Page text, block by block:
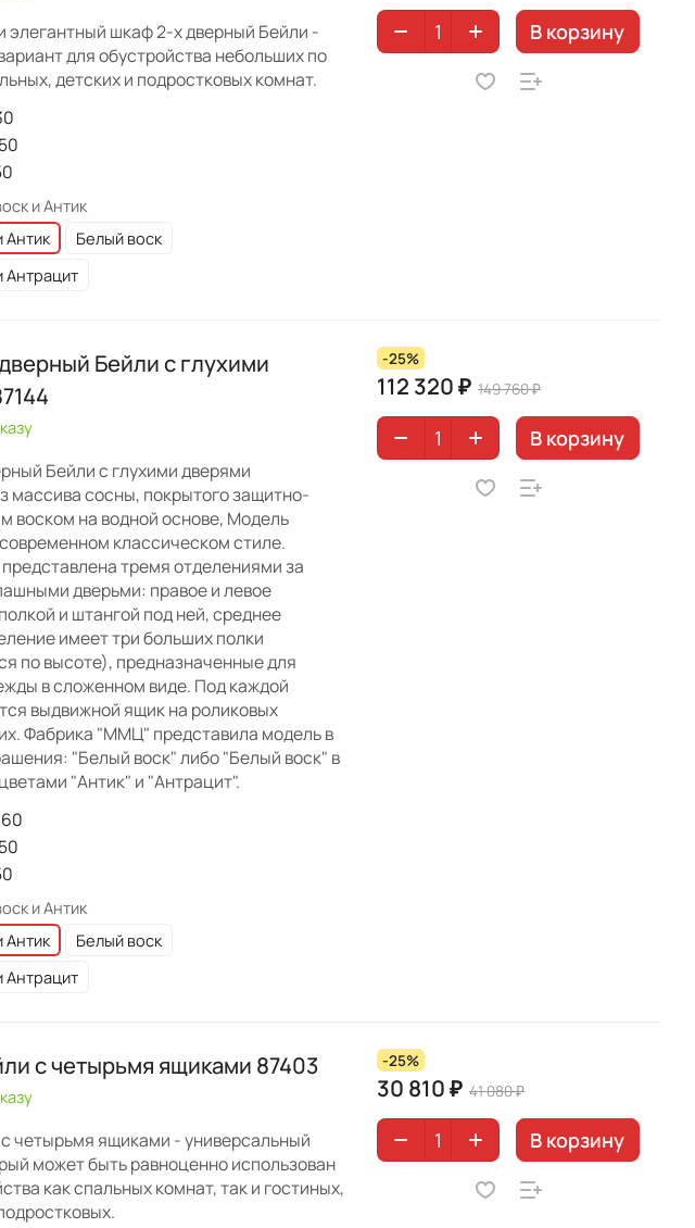
элегантный шкаф 2-х дверный Бейли -
для обустройства небольших по
детских и подростковых комнат.
и Антик
Антик
Белый воск
Антрацит
В корзину
Бейли с глухими
Бейли с глухими дверями
массива сосны, покрытого защитно-
воском на водной основе, Модель
классическом стиле.
тремя отделениями за
дверьми: правое и левое
и штангой под ней, среднее
имеет три больших полки
по высоте), предназначенные для
в сложенном виде. Под каждой
выдвижной ящик на роликовых
Фабрика "ММЦ" представила модель в
"Белый воск" либо "Белый воск" в
"Антик" и "Антрацит".
и Антик
Антик
Белый воск
Антрацит
-25%
112 320 ₽ 149 760 ₽
В корзину
с четырьмя ящиками 87403
четырьмя ящиками - универсальный
может быть равноценно использован
как спальных комнат, так и гостиных,
-25%
30 810 ₽ 41 080 ₽
В корзину